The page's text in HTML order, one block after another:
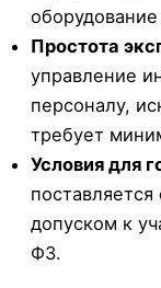
Простота
управление
персоналу,
требует
Условия для
допуском к
ФЗ.